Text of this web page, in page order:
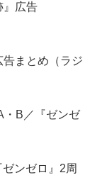
』広告
まとめ（ラジ
・B／『ゼンゼ
ンゼロ』2周